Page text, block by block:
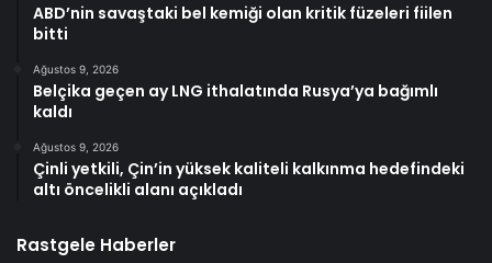
ABD’nin savaştaki bel kemiği olan kritik füzeleri fiilen
bitti
Ağustos 9, 2026
Belçika geçen ay LNG ithalatında Rusya’ya bağımlı
kaldı
Ağustos 9, 2026
Çinli yetkili, Çin’in yüksek kaliteli kalkınma hedefindeki
altı öncelikli alanı açıkladı
Rastgele Haberler